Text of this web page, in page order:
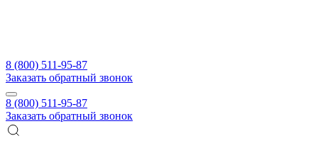
8 (800) 511-95-87
Заказать обратный звонок
8 (800) 511-95-87
Заказать обратный звонок